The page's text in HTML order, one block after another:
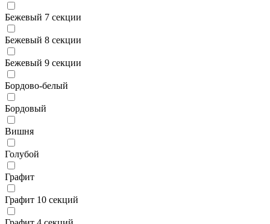
Бежевый 7 секции
Бежевый 8 секции
Бежевый 9 секции
Бордово-белый
Бордовый
Вишня
Голубой
Графит
Графит 10 секций